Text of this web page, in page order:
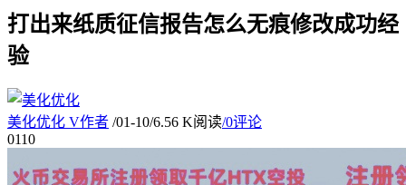
打出来纸质征信报告怎么无痕修改成功经
验
美化优化 V作者 /01-10/6.56 K阅读/0评论
0110